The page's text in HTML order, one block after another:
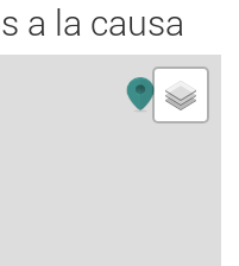
a la causa